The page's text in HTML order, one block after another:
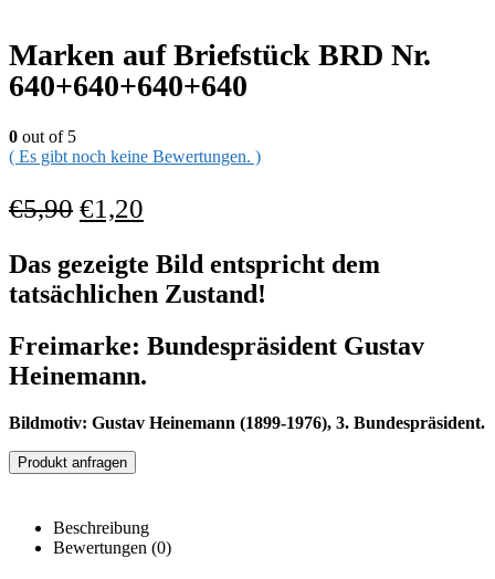
Marken auf Briefstück BRD Nr.
640+640+640+640
0 out of 5
( Es gibt noch keine Bewertungen. )
€5,90 €1,20
Das gezeigte Bild entspricht dem
tatsächlichen Zustand!
Freimarke: Bundespräsident Gustav
Heinemann.
Bildmotiv: Gustav Heinemann (1899-1976), 3. Bundespräsident.
Produkt anfragen
Beschreibung
Bewertungen (0)